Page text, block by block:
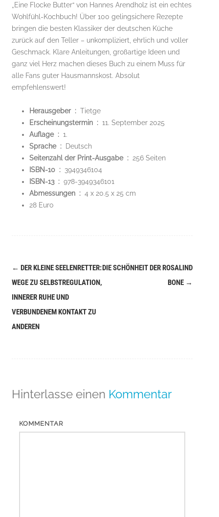
„Eine Flocke Butter“ von Hannes Arendholz ist ein echtes
Wohlfühl-Kochbuch! Über 100 gelingsichere Rezepte
bringen die besten Klassiker der deutschen Küche
zurück auf den Teller – unkompliziert, ehrlich und voller
Geschmack. Klare Anleitungen, großartige Ideen und
ganz viel Herz machen dieses Buch zu einem Muss für
alle Fans guter Hausmannskost. Absolut
empfehlenswert!
Herausgeber ‏ : ‎ Tietge
Erscheinungstermin ‏ : ‎ 11. September 2025
Auflage ‏ : ‎ 1.
Sprache ‏ : ‎
Deutsch
Seitenzahl der Print-Ausgabe ‏ : ‎ 256 Seiten
ISBN-10 ‏ : ‎ 3949346104
ISBN-13 ‏ : ‎ 978-3949346101
Abmessungen ‏ : ‎ 4 x 20.5 x 25 cm
28 Euro
Navigation
(Beiträge)
← DER KLEINE SEELENRETTER:
WEGE ZU SELBSTREGULATION,
INNERER RUHE UND
VERBUNDENEM KONTAKT ZU
ANDEREN
DIE SCHÖNHEIT DER ROSALIND
BONE →
Hinterlasse einen Kommentar
KOMMENTAR